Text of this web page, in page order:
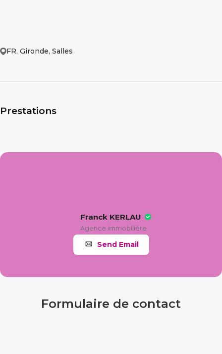
FR, Gironde, Salles
Prestations
Franck KERLAU
Agence immobilière
Send Email
Formulaire de contact